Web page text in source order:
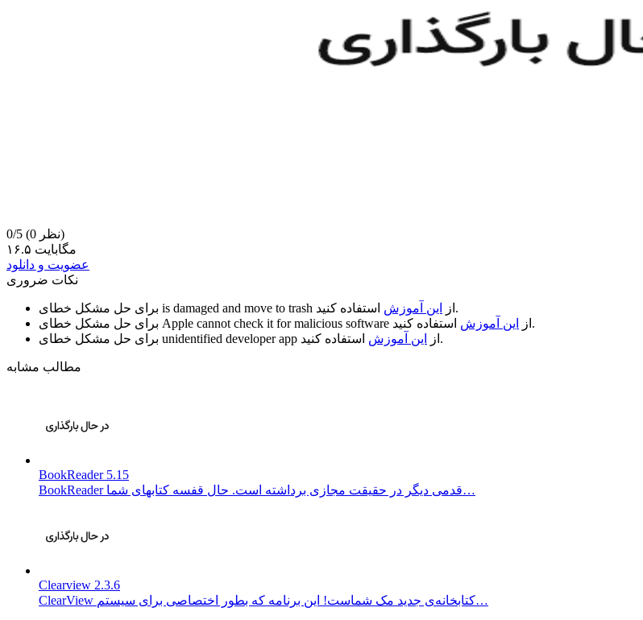
0/5
(0 نظر)
۱۶.۵ مگابایت
عضویت و دانلود
نکات ضروری
is damaged and move to trash از این آموزش
استفاده کنید.
Apple cannot check it for malicious software از این آموزش
استفاده کنید.
unidentified developer app از این آموزش استفاده کنید.
مطالب مشابه
BookReader 5.15
BookReader قدمی دیگر در حقیقت مجازی برداشته است. حال قفسه کتابهای شما…
Clearview 2.3.6
ClearView کتابخانه‌ی جدید مک شماست! این برنامه که بطور اختصاصی برای سیستم…